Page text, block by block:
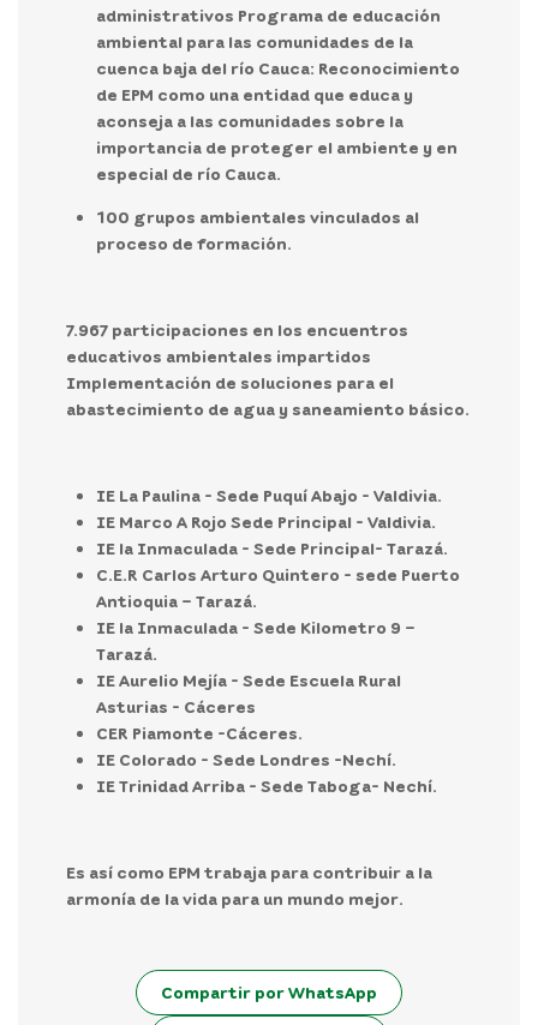
administrativos Programa de educación
ambiental para las comunidades de la
cuenca baja del río Cauca: Reconocimiento
de EPM como una entidad que educa y
aconseja a las comunidades sobre la
importancia de proteger el ambiente y en
especial de río Cauca.
100 grupos ambientales vinculados al
proceso de formación.
7.967 participaciones en los encuentros
educativos ambientales impartidos
Implementación de soluciones para el
abastecimiento de agua y saneamiento básico.
IE La Paulina - Sede Puquí Abajo - Valdivia.
IE Marco A Rojo Sede Principal - Valdivia.
IE la Inmaculada - Sede Principal- Tarazá.
C.E.R Carlos Arturo Quintero - sede Puerto
Antioquia – Tarazá.
IE la Inmaculada - Sede Kilometro 9 –
Tarazá.
IE Aurelio Mejía - Sede Escuela Rural
Asturias - Cáceres
CER Piamonte -Cáceres.
IE Colorado - Sede Londres -Nechí.
IE Trinidad Arriba - Sede Taboga- Nechí.
Es así como EPM trabaja para contribuir a la
armonía de la vida para un mundo mejor.
Compartir por WhatsApp